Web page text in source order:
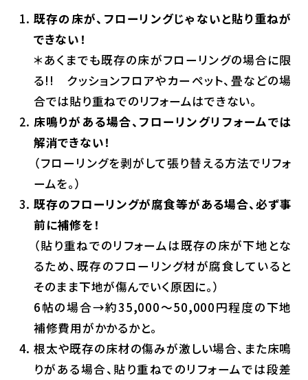
既存の床が、フローリングじゃないと貼り重ねが
できない！
＊あくまでも既存の床がフローリングの場合に限
る!! クッションフロアやカーペット、畳などの場
合では貼り重ねでのリフォームはできない。
床鳴りがある場合、フローリングリフォームでは
解消できない！
（フローリングを剥がして張り替える方法でリフォ
ームを。）
既存のフローリングが腐食等がある場合、必ず事
前に補修を！
（貼り重ねでのリフォームは既存の床が下地とな
るため、既存のフローリング材が腐食していると
そのまま下地が傷んでいく原因に。）
6帖の場合→約35,000～50,000円程度の下地
補修費用がかかるかと。
根太や既存の床材の傷みが激しい場合、また床鳴
りがある場合、貼り重ねでのリフォームでは段差